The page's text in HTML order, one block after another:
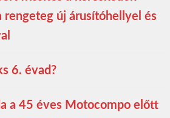
rengeteg új árusítóhellyel és
6. évad?
a 45 éves Motocompo előtt